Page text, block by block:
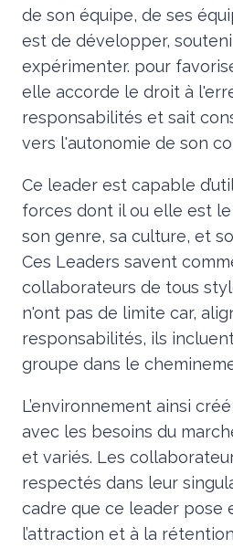
de son équipe, de ses
est de développer,
expérimenter. pour
elle accorde le droit à
responsabilités et sait
vers l'autonomie de son
Ce leader est capable
forces dont il ou elle est
son genre, sa culture, et
Ces Leaders savent
collaborateurs de tous
n'ont pas de limite car,
responsabilités, ils
groupe dans le
L’environnement ainsi
avec les besoins du
et variés. Les
respectés dans leur
cadre que ce leader pose
l’attraction et à la